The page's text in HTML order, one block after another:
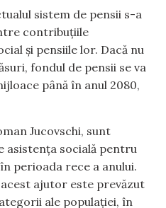
sistem de pensii s-a
contribuțiile
și pensiile lor. Dacă nu
fondul de pensii se va
până în anul 2080,
Jucovschi, sunt
asistența socială pentru
perioada rece a anului.
ajutor este prevăzut
ale populației, în